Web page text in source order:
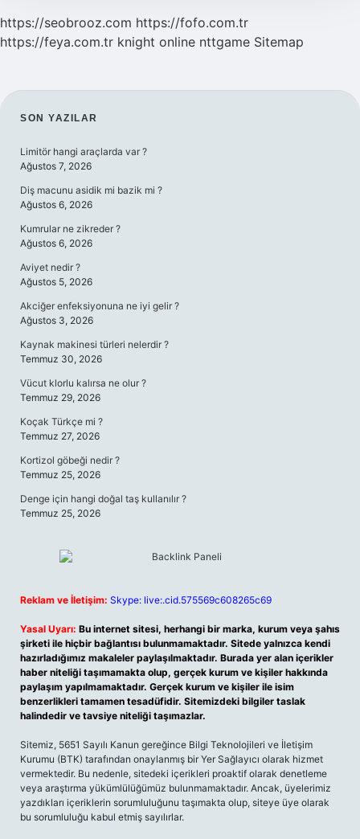
https://seobrooz.com https://fofo.com.tr
https://feya.com.tr knight online nttgame Sitemap
SIDEBAR
SON YAZILAR
Limitör hangi araçlarda var ?
Ağustos 7, 2026
Diş macunu asidik mi bazik mi ?
Ağustos 6, 2026
Kumrular ne zikreder ?
Ağustos 6, 2026
Aviyet nedir ?
Ağustos 5, 2026
Akciğer enfeksiyonuna ne iyi gelir ?
Ağustos 3, 2026
Kaynak makinesi türleri nelerdir ?
Temmuz 30, 2026
Vücut klorlu kalırsa ne olur ?
Temmuz 29, 2026
Koçak Türkçe mi ?
Temmuz 27, 2026
Kortizol göbeği nedir ?
Temmuz 25, 2026
Denge için hangi doğal taş kullanılır ?
Temmuz 25, 2026
Reklam ve İletişim: Skype: live:.cid.575569c608265c69
Yasal Uyarı: Bu internet sitesi, herhangi bir marka, kurum veya şahıs
şirketi ile hiçbir bağlantısı bulunmamaktadır. Sitede yalnızca kendi
hazırladığımız makaleler paylaşılmaktadır. Burada yer alan içerikler
haber niteliği taşımamakta olup, gerçek kurum ve kişiler hakkında
paylaşım yapılmamaktadır. Gerçek kurum ve kişiler ile isim
benzerlikleri tamamen tesadüfidir. Sitemizdeki bilgiler taslak
halindedir ve tavsiye niteliği taşımazlar.
Sitemiz, 5651 Sayılı Kanun gereğince Bilgi Teknolojileri ve İletişim
Kurumu (BTK) tarafından onaylanmış bir Yer Sağlayıcı olarak hizmet
vermektedir. Bu nedenle, sitedeki içerikleri proaktif olarak denetleme
veya araştırma yükümlülüğümüz bulunmamaktadır. Ancak, üyelerimiz
yazdıkları içeriklerin sorumluluğunu taşımakta olup, siteye üye olarak
bu sorumluluğu kabul etmiş sayılırlar.